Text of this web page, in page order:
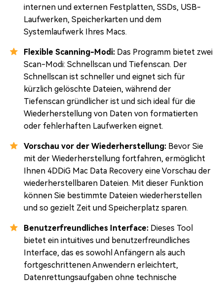
internen und externen Festplatten, SSDs, USB-
Laufwerken, Speicherkarten und dem
Systemlaufwerk Ihres Macs.
Flexible Scanning-Modi: Das Programm bietet zwei
Scan-Modi: Schnellscan und Tiefenscan. Der
Schnellscan ist schneller und eignet sich für
kürzlich gelöschte Dateien, während der
Tiefenscan gründlicher ist und sich ideal für die
Wiederherstellung von Daten von formatierten
oder fehlerhaften Laufwerken eignet.
Vorschau vor der Wiederherstellung: Bevor Sie
mit der Wiederherstellung fortfahren, ermöglicht
Ihnen 4DDiG Mac Data Recovery eine Vorschau der
wiederherstellbaren Dateien. Mit dieser Funktion
können Sie bestimmte Dateien wiederherstellen
und so gezielt Zeit und Speicherplatz sparen.
Benutzerfreundliches Interface: Dieses Tool
bietet ein intuitives und benutzerfreundliches
Interface, das es sowohl Anfängern als auch
fortgeschrittenen Anwendern erleichtert,
Datenrettungsaufgaben ohne technische